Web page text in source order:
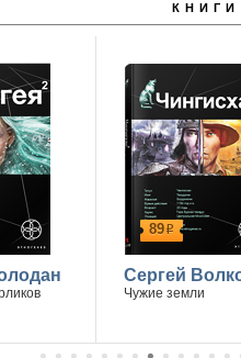
КНИГИ
89р
Сергей
Чужие земли